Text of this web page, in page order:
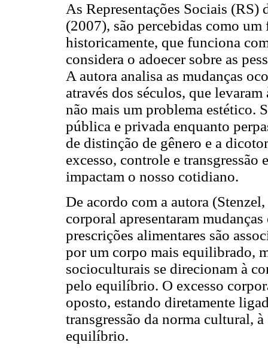
As Representações Sociais (RS)
(2007), são percebidas como
historicamente, que funciona
considera o adoecer sobre as
A autora analisa as mudanças
através dos séculos, que
não mais um problema estético.
pública e privada enquanto
de distinção de gênero e a
excesso, controle e transgressão
impactam o nosso cotidiano.
De acordo com a autora
corporal apresentaram
prescrições alimentares são
por um corpo mais equilibrado,
socioculturais se direcionam à
pelo equilíbrio. O excesso
oposto, estando diretamente
transgressão da norma cultural,
equilíbrio.